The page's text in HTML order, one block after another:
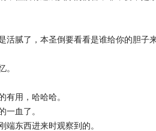
活腻了，本圣倒要看看是谁给你的胆子
用，哈哈哈。
血了。
东西进来时观察到的。